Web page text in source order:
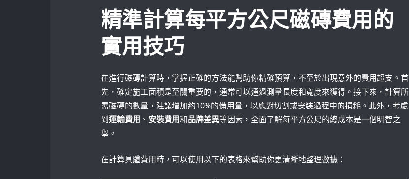
精準計算每平方公尺磁磚費用的
實用技巧
在進行磁磚計算時，掌握正確的方法能幫助你精確預算，不至於出現意外的費用超支。首
先，確定施工面積是至關重要的，通常可以通過測量長度和寬度來獲得。接下來，計算所
需磁磚的數量，建議增加約10%的備用量，以應對切割或安裝過程中的損耗。此外，考慮
到運輸費用 、 安裝費用和品牌差異等因素，全面了解每平方公尺的總成本是一個明智之
舉。
在計算具體費用時，可以使用以下的表格來幫助你更清晰地整理數據：